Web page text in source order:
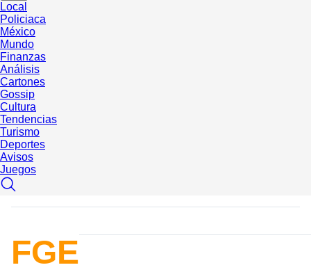
Local
Policiaca
México
Mundo
Finanzas
Análisis
Cartones
Gossip
Cultura
Tendencias
Turismo
Deportes
Avisos
Juegos
FGE